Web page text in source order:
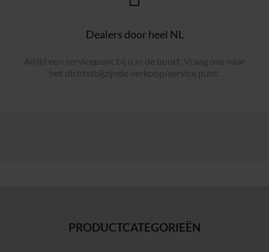
Dealers door heel NL
Altijd een servicepunt bij u in de buurt. Vraag ons naar
het dichtstbijzijnde verkoop/service punt.
PRODUCTCATEGORIEËN